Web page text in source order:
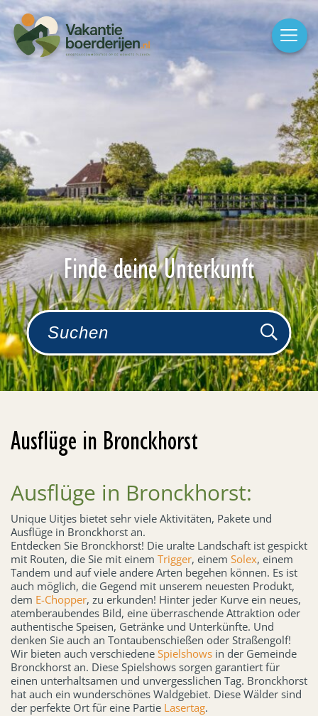
Finde deine Unterkunft
Ausflüge in Bronckhorst
Ausflüge in Bronckhorst:
Unique Uitjes bietet sehr viele Aktivitäten, Pakete und
Ausflüge in Bronckhorst an.
Entdecken Sie Bronckhorst! Die uralte Landschaft ist gespickt
mit Routen, die Sie mit einem Trigger, einem Solex, einem
Tandem und auf viele andere Arten begehen können. Es ist
auch möglich, die Gegend mit unserem neuesten Produkt,
dem E-Chopper, zu erkunden! Hinter jeder Kurve ein neues,
atemberaubendes Bild, eine überraschende Attraktion oder
authentische Speisen, Getränke und Unterkünfte. Und
denken Sie auch an Tontaubenschießen oder Straßengolf!
Wir bieten auch verschiedene Spielshows in der Gemeinde
Bronckhorst an. Diese Spielshows sorgen garantiert für
einen unterhaltsamen und unvergesslichen Tag. Bronckhorst
hat auch ein wunderschönes Waldgebiet. Diese Wälder sind
der perfekte Ort für eine Partie Lasertag.